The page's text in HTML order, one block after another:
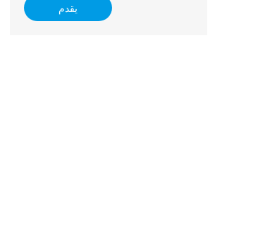
يقدم